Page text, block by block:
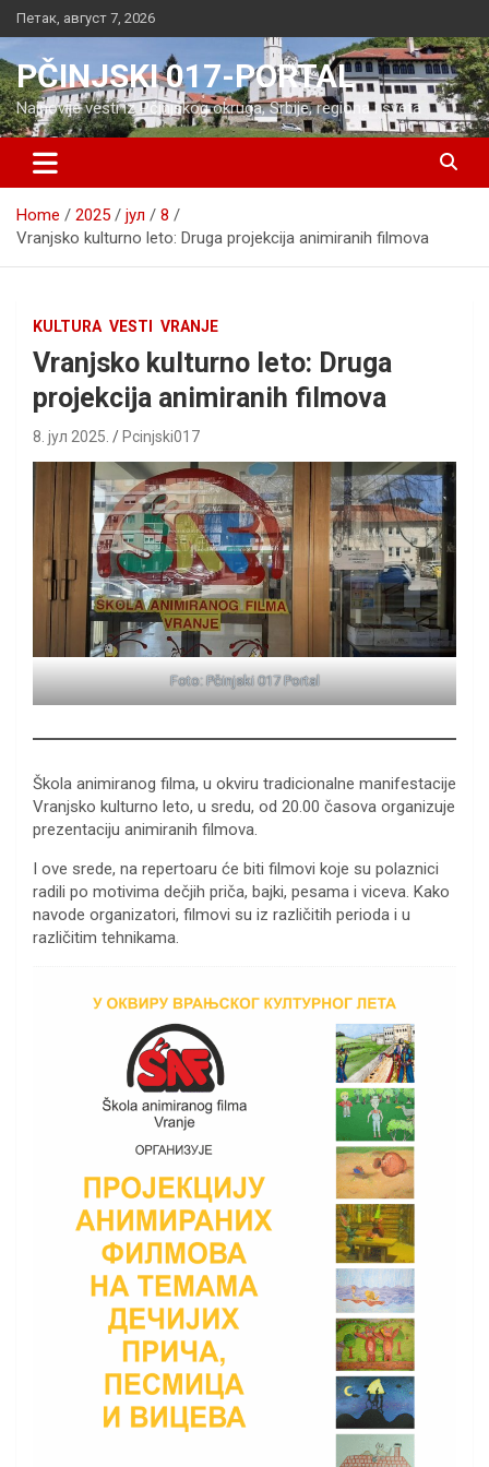
Skip
to
content
Петак, август 7, 2026
PČINJSKI 017-PORTAL
Najnovije vesti iz Pčinjskog okruga, Srbije, regiona i sveta
Home 2025 јул
8
Vranjsko kulturno leto: Druga projekcija animiranih filmova
KULTURA VESTI VRANJE
Vranjsko kulturno leto: Druga
projekcija animiranih filmova
8. јул 2025. Pcinjski017
Foto: Pčinjski 017 Portal
Škola animiranog filma, u okviru tradicionalne manifestacije
Vranjsko kulturno leto, u sredu, od 20.00 časova organizuje
prezentaciju animiranih filmova.
I ove srede, na repertoaru će biti filmovi koje su polaznici
radili po motivima dečjih priča, bajki, pesama i viceva. Kako
navode organizatori, filmovi su iz različitih perioda i u
različitim tehnikama.